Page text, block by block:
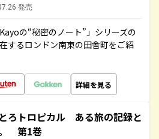
発売
の“秘密のノート”」シリーズの
するロンドン南東の田舎町をご紹
詳細を見る
ろトロピカル ある旅の記録と
第1巻